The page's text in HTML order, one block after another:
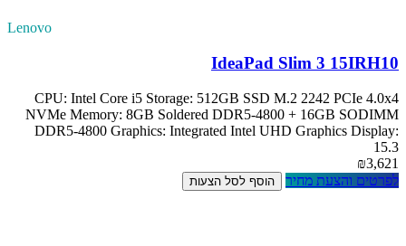
Lenovo
IdeaPad Slim 3 15IRH10
CPU: Intel Core i5 Storage: 512GB SSD M.2 2242 PCIe 4.0x4
NVMe Memory: 8GB Soldered DDR5-4800 + 16GB SODIMM
DDR5-4800 Graphics: Integrated Intel UHD Graphics Display:
15.3
₪3,621
לפרטים והצעת מחיר
הוסף לסל הצעות